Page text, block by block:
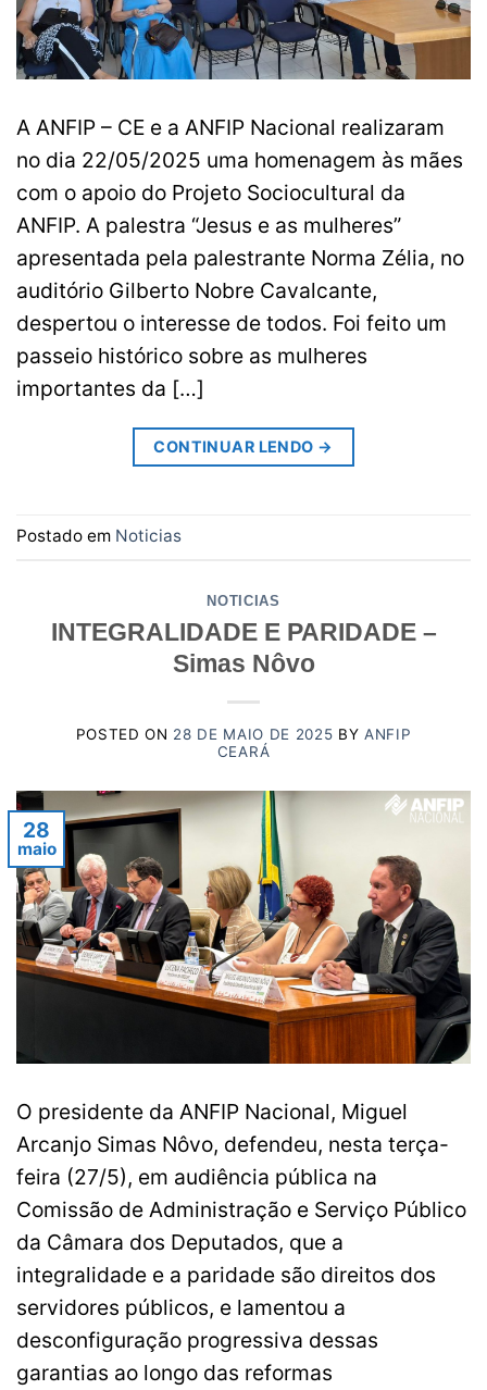
A ANFIP – CE e a ANFIP Nacional realizaram
no dia 22/05/2025 uma homenagem às mães
com o apoio do Projeto Sociocultural da
ANFIP. A palestra “Jesus e as mulheres”
apresentada pela palestrante Norma Zélia, no
auditório Gilberto Nobre Cavalcante,
despertou o interesse de todos. Foi feito um
passeio histórico sobre as mulheres
importantes da […]
CONTINUAR LENDO →
Postado em Noticias
NOTICIAS
INTEGRALIDADE E PARIDADE –
Simas Nôvo
POSTED ON 28 DE MAIO DE 2025 BYANFIP
CEARÁ
28
maio
O presidente da ANFIP Nacional, Miguel
Arcanjo Simas Nôvo, defendeu, nesta terça-
feira (27/5), em audiência pública na
Comissão de Administração e Serviço Público
da Câmara dos Deputados, que a
integralidade e a paridade são direitos dos
servidores públicos, e lamentou a
desconfiguração progressiva dessas
garantias ao longo das reformas